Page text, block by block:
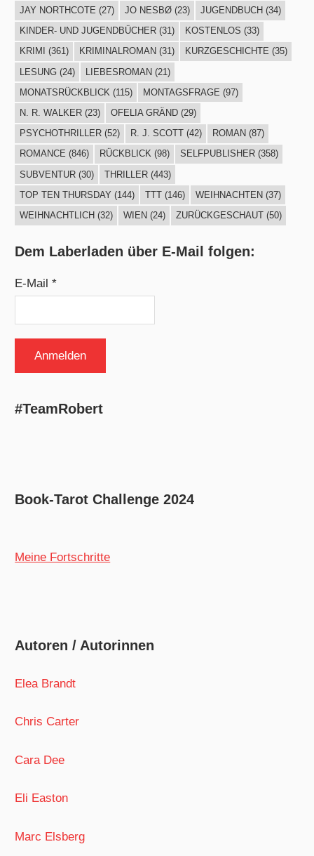
JAY NORTHCOTE (27) JO NESBØ(23) JUGENDBUCH (34)
KINDER- UND JUGENDBÜCHER(31) KOSTENLOS (33)
KRIMI
(361) KRIMINALROMAN (31) KURZGESCHICHTE (35)
LESUNG(24) LIEBESROMAN(21)
MONATSRÜCKBLICK (115) MONTAGSFRAGE (97)
N. R. WALKER(23) OFELIA GRÄND(29)
PSYCHOTHRILLER(52) R. J. SCOTT(42) ROMAN (87)
ROMANCE (846) RÜCKBLICK(98) SELFPUBLISHER(358)
SUBVENTUR(30) THRILLER(443)
TOP TEN THURSDAY (144) TTT(146) WEIHNACHTEN(37)
WEIHNACHTLICH (32) WIEN (24) ZURÜCKGESCHAUT(50)
Dem Laberladen über E-Mail folgen:
E-Mail *
#TeamRobert
Book-Tarot Challenge 2024
Meine Fortschritte
Autoren / Autorinnen
Elea Brandt
Chris Carter
Cara Dee
Eli Easton
Marc Elsberg